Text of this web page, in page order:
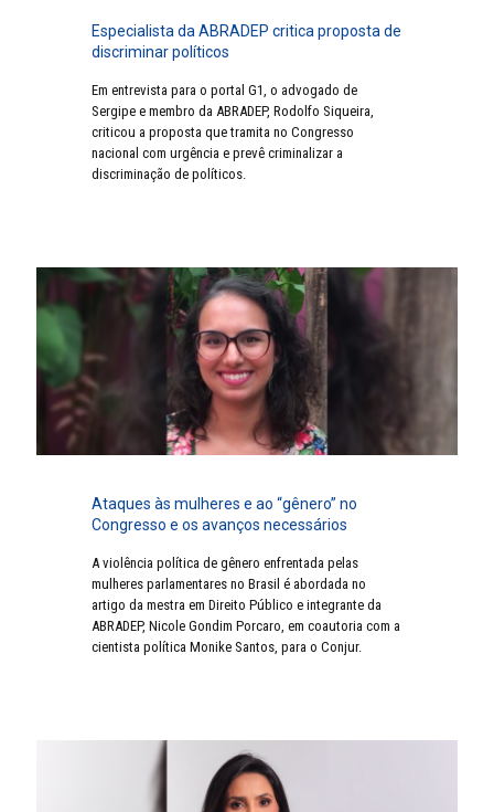
Especialista da ABRADEP critica proposta de
discriminar políticos
Em entrevista para o portal G1, o advogado de
Sergipe e membro da ABRADEP, Rodolfo Siqueira,
criticou a proposta que tramita no Congresso
nacional com urgência e prevê criminalizar a
discriminação de políticos.
Ataques às mulheres e ao “gênero” no
Congresso e os avanços necessários
A violência política de gênero enfrentada pelas
mulheres parlamentares no Brasil é abordada no
artigo da mestra em Direito Público e integrante da
ABRADEP, Nicole Gondim Porcaro, em coautoria com a
cientista política Monike Santos, para o Conjur.